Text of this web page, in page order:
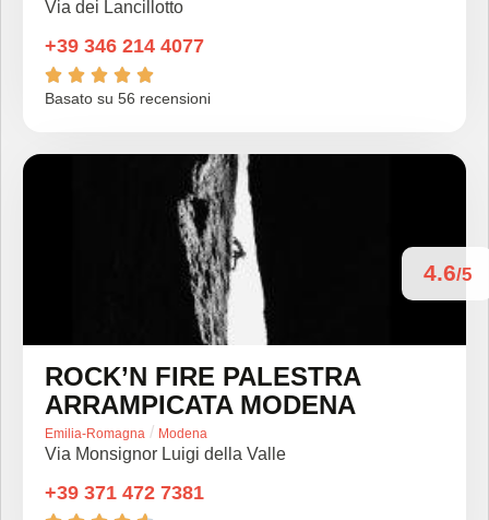
Via dei Lancillotto
+39 346 214 4077
    
Basato su 56 recensioni
4.6/5
ROCK’N FIRE PALESTRA
ARRAMPICATA MODENA
Emilia-Romagna / Modena
Via Monsignor Luigi della Valle
+39 371 472 7381